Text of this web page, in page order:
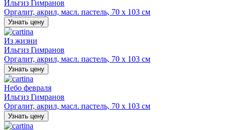
Ильгиз Гимранов
Оргалит, акрил, масл. пастель, 70 х 103 см
Узнать цену
Из жизни
Ильгиз Гимранов
Оргалит, акрил, масл. пастель, 70 х 103 см
Узнать цену
Небо февраля
Ильгиз Гимранов
Оргалит, акрил, масл. пастель, 70 х 103 см
Узнать цену